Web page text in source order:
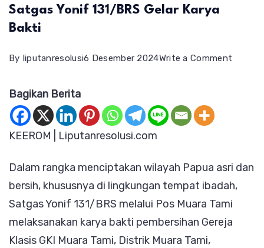
Satgas Yonif 131/BRS Gelar Karya
Bakti
By liputanresolusi6 Desember 2024Write a Comment
Yonif
131/
Gelar
Karya
Bagikan Berita
KEEROM | Liputanresolusi.com
Dalam rangka menciptakan wilayah Papua asri dan
bersih, khususnya di lingkungan tempat ibadah,
Satgas Yonif 131/BRS melalui Pos Muara Tami
melaksanakan karya bakti pembersihan Gereja
Klasis GKI Muara Tami, Distrik Muara Tami,